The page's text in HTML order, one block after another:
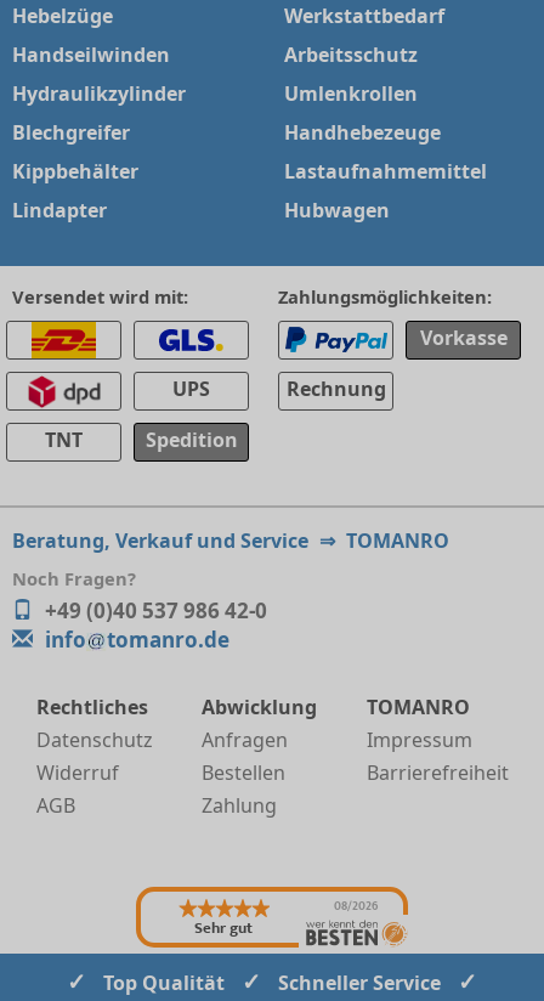
Hebelzüge
Handseilwinden
Hydraulikzylinder
Blechgreifer
Kippbehälter
Lindapter
Werkstattbedarf
Arbeitsschutz
Umlenkrollen
Handhebezeuge
Lastaufnahmemittel
Hubwagen
Versendet wird mit:
UPS
TNT
Spedition
Zahlungsmöglichkeiten:
Vorkasse
Rechnung
Beratung, Verkauf und Service ⇒ TOMANRO
Noch Fragen?
+49 (0)40 537 986 42-0
info
tomanro.de
Rechtliches
Datenschutz
Widerruf
AGB
Abwicklung
Anfragen
Bestellen
Zahlung
TOMANRO
Impressum
Barrierefreiheit
Sehr gut
08/2026
✓ Top Qualität ✓ Schneller Service ✓